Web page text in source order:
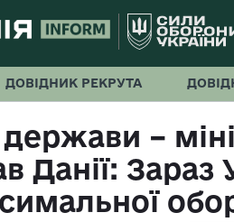
ДОВІДНИК РЕКРУТА
держави –
Данії: Зараз